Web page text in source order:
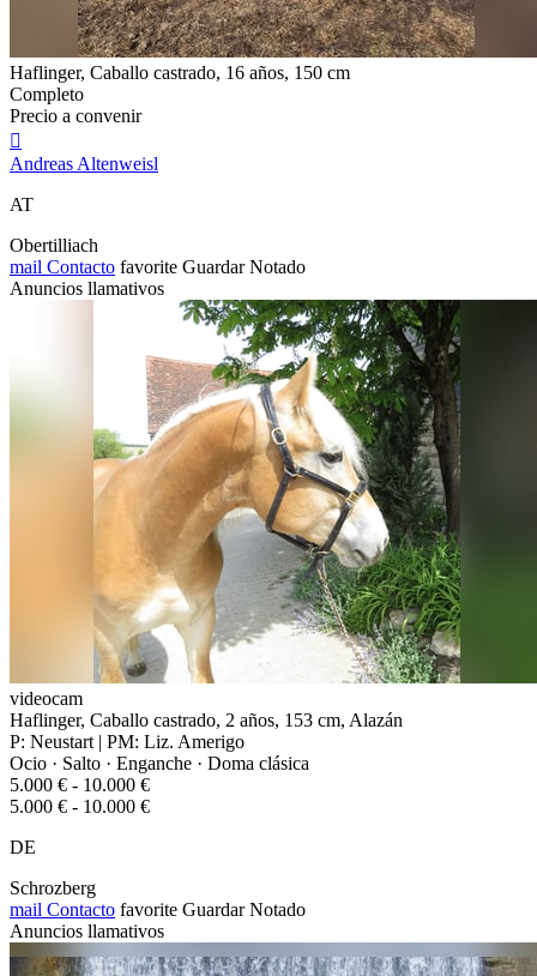
Haflinger, Caballo castrado, 16 años, 150 cm
Completo
Precio a convenir

Andreas Altenweisl
AT
Obertilliach
mail Contacto favorite Guardar Notado
Anuncios llamativos
videocam
Haflinger, Caballo castrado, 2 años, 153 cm, Alazán
P: Neustart | PM: Liz. Amerigo
Ocio · Salto · Enganche · Doma clásica
5.000 € - 10.000 €
5.000 € - 10.000 €
DE
Schrozberg
mail Contacto favorite Guardar Notado
Anuncios llamativos